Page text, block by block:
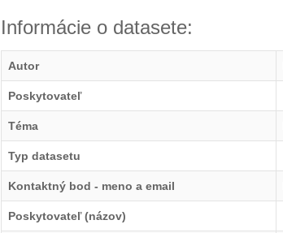
Informácie o datasete:
Autor
Poskytovateľ
Téma
Typ datasetu
Kontaktný bod - meno a email
Poskytovateľ (názov)